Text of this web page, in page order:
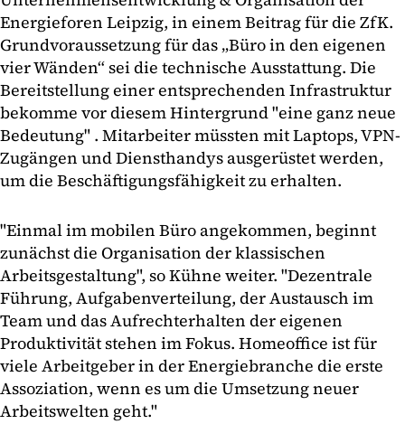
Energieforen Leipzig, in einem Beitrag für die ZfK.
Grundvoraussetzung für das „Büro in den eigenen
vier Wänden“ sei die technische Ausstattung. Die
Bereitstellung einer entsprechenden Infrastruktur
bekomme vor diesem Hintergrund "eine ganz neue
Bedeutung" . Mitarbeiter müssten mit Laptops, VPN-
Zugängen und Diensthandys ausgerüstet werden,
um die Beschäftigungsfähigkeit zu erhalten.
"Einmal im mobilen Büro angekommen, beginnt
zunächst die Organisation der klassischen
Arbeitsgestaltung", so Kühne weiter. "Dezentrale
Führung, Aufgabenverteilung, der Austausch im
Team und das Aufrechterhalten der eigenen
Produktivität stehen im Fokus. Homeoffice ist für
viele Arbeitgeber in der Energiebranche die erste
Assoziation, wenn es um die Umsetzung neuer
Arbeitswelten geht."